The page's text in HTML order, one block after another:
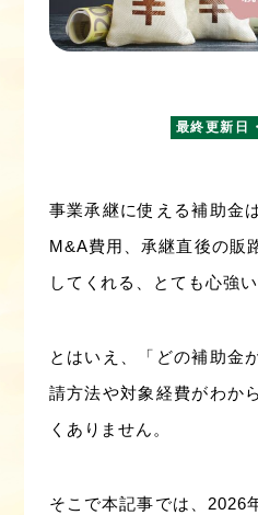
事業承継に使える補助金
M&A費用、承継直後の販
してくれる、とても心強い
とはいえ、「どの補助金
請方法や対象経費がわか
くありません。
そこで本記事では、2026